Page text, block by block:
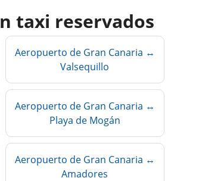
taxi reservados
Aeropuerto de Gran Canaria ↔
Valsequillo
Aeropuerto de Gran Canaria ↔
Playa de Mogán
Aeropuerto de Gran Canaria ↔
Amadores